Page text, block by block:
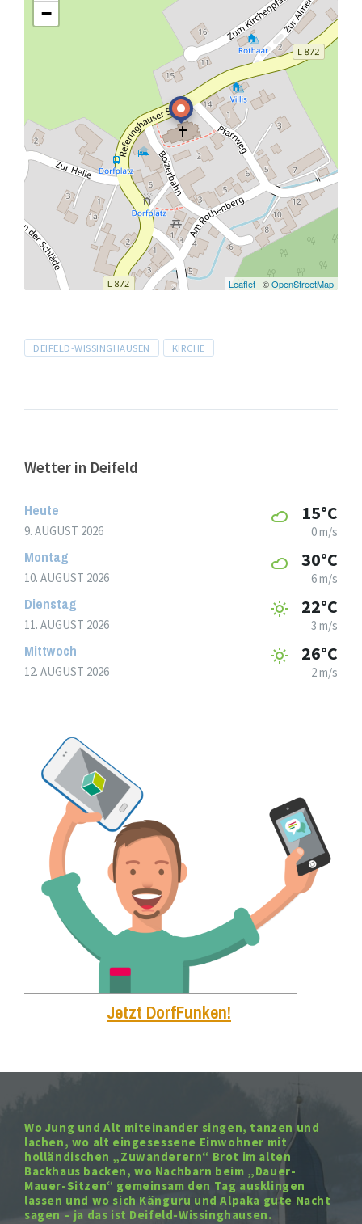
−
Leaflet | ©OpenStreetMap
Tags
DEIFELD-WISSINGHAUSEN KIRCHE
Wetter in Deifeld
Heute
9. AUGUST 2026
15°C
0 m/s
Montag
10. AUGUST 2026
30°C
6 m/s
Dienstag
11. AUGUST 2026
22°C
3 m/s
Mittwoch
12. AUGUST 2026
26°C
2 m/s
Jetzt DorfFunken!
Wo Jung und Alt miteinander singen, tanzen und
lachen, wo alt eingesessene Einwohner mit
holländischen „Zuwanderern“ Brot im alten
Backhaus backen, wo Nachbarn beim „Dauer-
Mauer-Sitzen“ gemeinsam den Tag ausklingen
lassen und wo sich Känguru und Alpaka gute Nacht
sagen – ja das ist Deifeld-Wissinghausen.